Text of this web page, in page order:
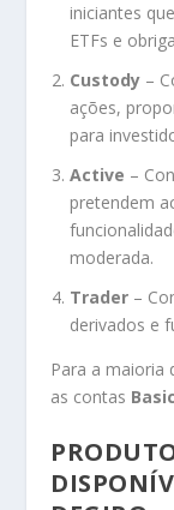
iniciantes
ETFs e
Custody –
ações,
para
Active –
pretendem
moderada.
Trader –
derivados e
Para a maioria
as contas Basic